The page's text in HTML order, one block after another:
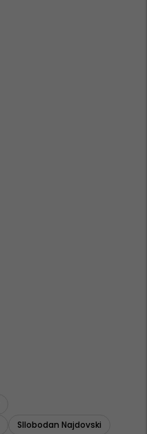
Sllobodan Najdovski